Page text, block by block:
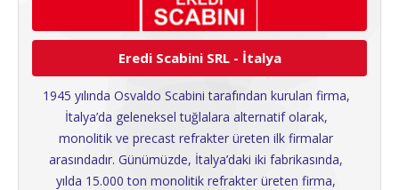
Eredi Scabini SRL - İtalya
1945 yılında Osvaldo Scabini tarafından kurulan firma,
İtalya’da geleneksel tuğlalara alternatif olarak,
monolitik ve precast refrakter üreten ilk firmalar
arasındadır. Günümüzde, İtalya’daki iki fabrikasında,
yılda 15.000 ton monolitik refrakter üreten firma,